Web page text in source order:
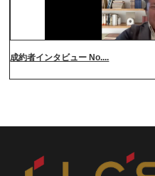
成約者インタビュー No....